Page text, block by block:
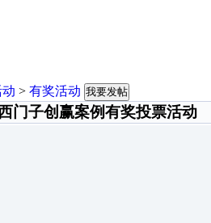
> 有奖活动 我要发帖
门子创赢案例有奖投票活动